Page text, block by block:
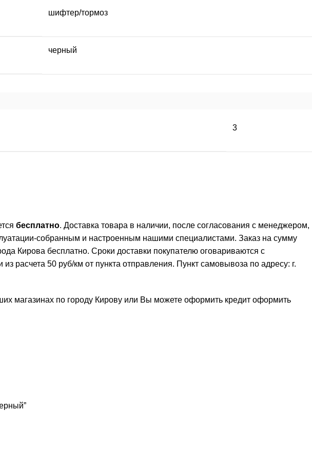
шифтер/тормоз
черный
3
бесплатно. Доставка товара в наличии, после согласования с менеджером,
собранным и настроенным нашими специалистами. Заказ на сумму
Кирова бесплатно. Сроки доставки покупателю оговариваются с
расчета 50 руб/км от пункта отправления. Пункт самовывоза по адресу: г.
магазинах по городу Кирову или Вы можете оформить кредит оформить